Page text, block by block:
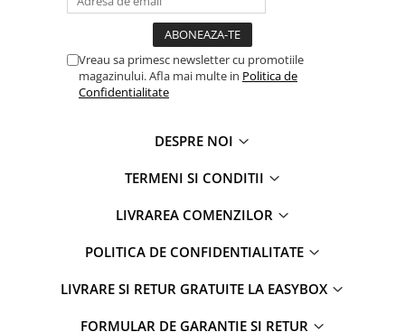
Vreau sa primesc newsletter cu promotiile
magazinului. Afla mai multe in Politica de
Confidentialitate
DESPRE NOI
TERMENI SI CONDITII
LIVRAREA COMENZILOR
POLITICA DE CONFIDENTIALITATE
LIVRARE SI RETUR GRATUITE LA EASYBOX
FORMULAR DE GARANTIE SI RETUR